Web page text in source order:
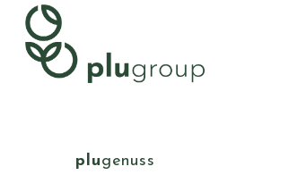
Skip
content
Menu
plugenuss